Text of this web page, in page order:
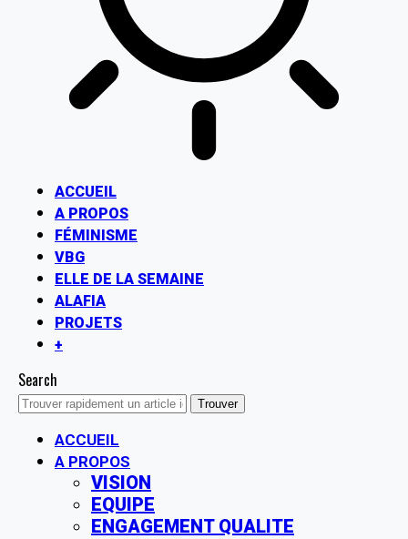
ACCUEIL
A PROPOS
FÉMINISME
VBG
ELLE DE LA SEMAINE
ALAFIA
PROJETS
+
Search
ACCUEIL
A PROPOS
VISION
EQUIPE
ENGAGEMENT QUALITE